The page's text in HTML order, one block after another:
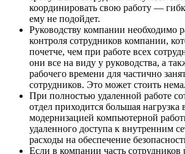
координировать свою работу —
ему не подойдет.
Руководству компании необходимо
контроля сотрудников компании,
почетче, чем при работе всех
они все на виду у руководства, а
рабочего времени для частично
сотрудников. Это может стоить
При полностью удаленной работе
отдел приходится большая нагрузка
модернизацией компьютерной
удаленного доступа к внутренним
расходы на обеспечение
Если в компании часть сотрудников